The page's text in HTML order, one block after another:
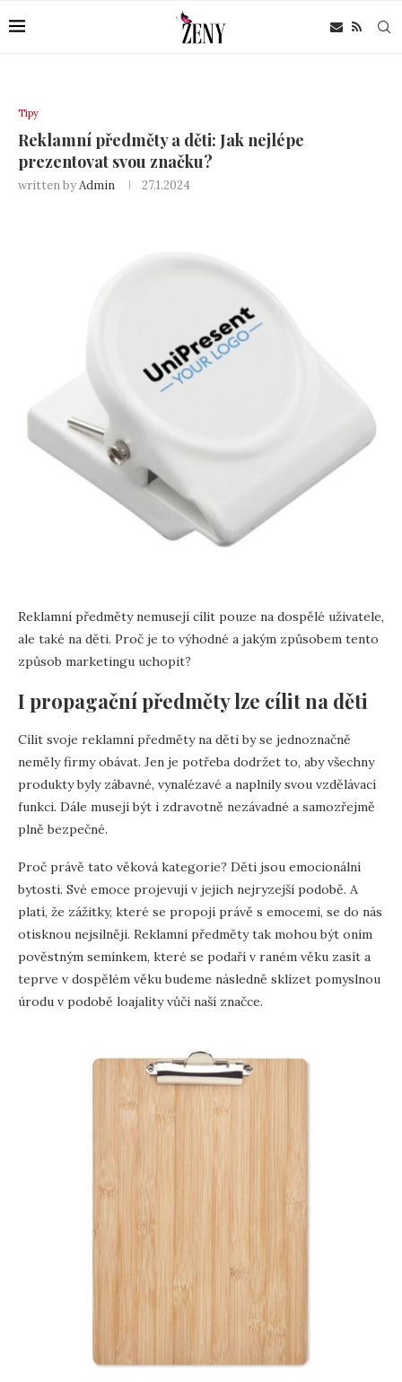
Tipy
Reklamní předměty a děti: Jak nejlépe
prezentovat svou značku?
written byAdmin 27.1.2024
Reklamní předměty nemusejí cílit pouze na dospělé uživatele,
ale také na děti. Proč je to výhodné a jakým způsobem tento
způsob marketingu uchopit?
I propagační předměty lze cílit na děti
Cílit svoje reklamní předměty na děti by se jednoznačně
neměly firmy obávat. Jen je potřeba dodržet to, aby všechny
produkty byly zábavné, vynalézavé a naplnily svou vzdělávací
funkci. Dále musejí být i zdravotně nezávadné a samozřejmě
plně bezpečné.
Proč právě tato věková kategorie? Děti jsou emocionální
bytosti. Své emoce projevují v jejich nejryzejší podobě. A
platí, že zážitky, které se propojí právě s emocemi, se do nás
otisknou nejsilněji. Reklamní předměty tak mohou být oním
pověstným semínkem, které se podaří v raném věku zasít a
teprve v dospělém věku budeme následně sklízet pomyslnou
úrodu v podobě loajality vůči naší značce.